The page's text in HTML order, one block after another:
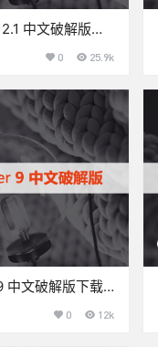
中文破解版下
0 25.9k
文破解版下载
0 12k